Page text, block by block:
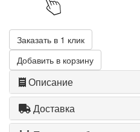
Заказать в 1 клик
Добавить в корзину
Описание
Доставка